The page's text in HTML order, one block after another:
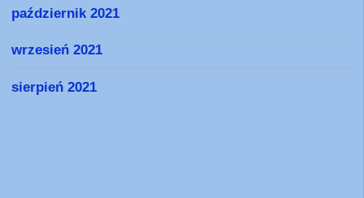
październik 2021
wrzesień 2021
sierpień 2021